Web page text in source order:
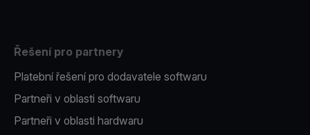
Řešení pro partnery
Platební řešení pro dodavatele softwaru
Partneři v oblasti softwaru
Partneři v oblasti hardwaru